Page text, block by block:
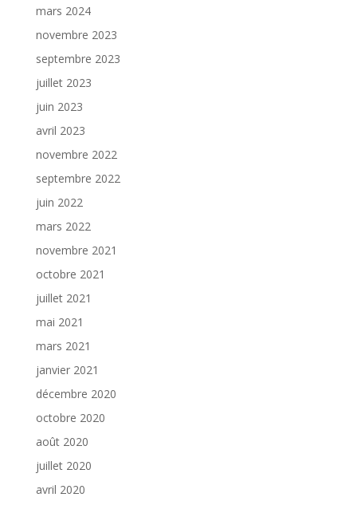
mars 2024
novembre 2023
septembre 2023
juillet 2023
juin 2023
avril 2023
novembre 2022
septembre 2022
juin 2022
mars 2022
novembre 2021
octobre 2021
juillet 2021
mai 2021
mars 2021
janvier 2021
décembre 2020
octobre 2020
août 2020
juillet 2020
avril 2020